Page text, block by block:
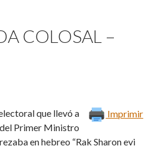
COLOSAL –
Imprimir
que llevó a
Primer Ministro
en hebreo “Rak Sharon evi